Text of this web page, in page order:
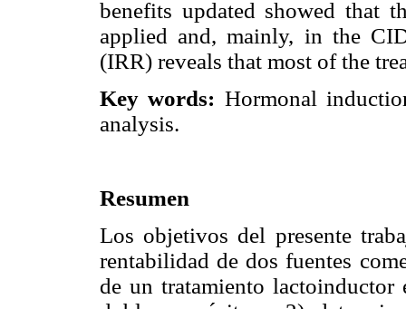
benefits updated showed that
applied and, mainly, in the
(IRR) reveals that most of the
Key words: Hormonal
analysis.
Resumen
Los objetivos del presente
rentabilidad de dos fuentes
de un tratamiento